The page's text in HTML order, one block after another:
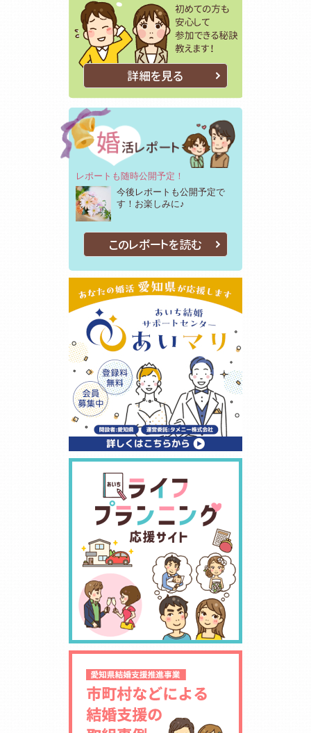
詳細を見る
レポートも随時公開予定！
今後レポートも公開予定で
す！お楽しみに♪
このレポートを読む